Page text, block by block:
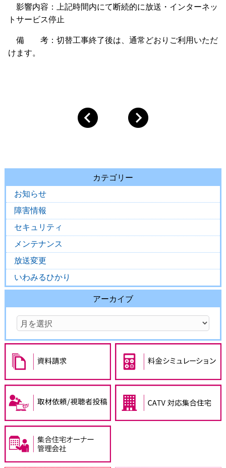
影響内容：上記時間内にて断続的に放送・インターネッ
トサービス停止
備 考：切替工事終了後は、通常どおりご利用いただ
けます。
カテゴリー
お知らせ
障害情報
セキュリティ
メンテナンス
放送変更
いわみるひかり
アーカイブ